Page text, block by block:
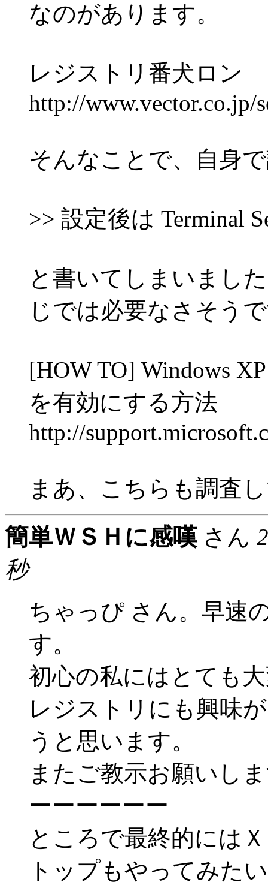
なのがあります。
レジストリ番犬ロン
http://www.vector.co.jp/
そんなことで、自身
>> 設定後は Terminal
と書いてしまいまし
じでは必要なさそう
[HOW TO] Windows
を有効にする方法
http://
まあ、こちらも調査
簡単ＷＳＨに感嘆さん
秒
ちゃっぴ さん。早速
す。
初心の私にはとても
レジストリにも興味
うと思います。
またご教示お願いし
ーーーーーー
ところで最終的には
トップもやってみた